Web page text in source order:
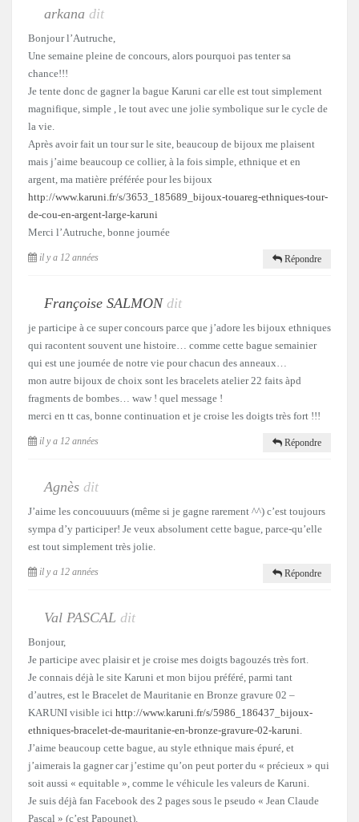
arkana dit
Bonjour l’Autruche,
Une semaine pleine de concours, alors pourquoi pas tenter sa
chance!!!
Je tente donc de gagner la bague Karuni car elle est tout simplement
magnifique, simple , le tout avec une jolie symbolique sur le cycle de
la vie.
Après avoir fait un tour sur le site, beaucoup de bijoux me plaisent
mais j’aime beaucoup ce collier, à la fois simple, ethnique et en
argent, ma matière préférée pour les bijoux
http://www.karuni.fr/s/3653_185689_bijoux-touareg-ethniques-tour-
de-cou-en-argent-large-karuni
Merci l’Autruche, bonne journée
il y a 12 années Répondre
Françoise SALMON dit
je participe à ce super concours parce que j’adore les bijoux ethniques
qui racontent souvent une histoire… comme cette bague semainier
qui est une journée de notre vie pour chacun des anneaux…
mon autre bijoux de choix sont les bracelets atelier 22 faits àpd
fragments de bombes… waw ! quel message !
merci en tt cas, bonne continuation et je croise les doigts très fort !!!
il y a 12 années Répondre
Agnès dit
J’aime les concouuuurs (même si je gagne rarement ^^) c’est toujours
sympa d’y participer! Je veux absolument cette bague, parce-qu’elle
est tout simplement très jolie.
il y a 12 années Répondre
Val PASCAL dit
Bonjour,
Je participe avec plaisir et je croise mes doigts bagouzés très fort.
Je connais déjà le site Karuni et mon bijou préféré, parmi tant
d’autres, est le Bracelet de Mauritanie en Bronze gravure 02 –
KARUNI visible ici http://www.karuni.fr/s/5986_186437_bijoux-
ethniques-bracelet-de-mauritanie-en-bronze-gravure-02-karuni.
J’aime beaucoup cette bague, au style ethnique mais épuré, et
j’aimerais la gagner car j’estime qu’on peut porter du « précieux » qui
soit aussi « equitable », comme le véhicule les valeurs de Karuni.
Je suis déjà fan Facebook des 2 pages sous le pseudo « Jean Claude
Pascal » (c’est Papounet).